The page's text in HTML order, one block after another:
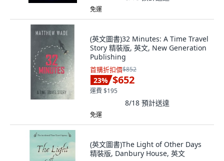
免運
(英文圖書)32 Minutes: A Time Travel
Story 精裝版, 英文, New Generation
Publishing
首購折扣價$852
23% $652
運費 $195
8/18 預計送達
免運
(英文圖書)The Light of Other Days
精裝版, Danbury House, 英文